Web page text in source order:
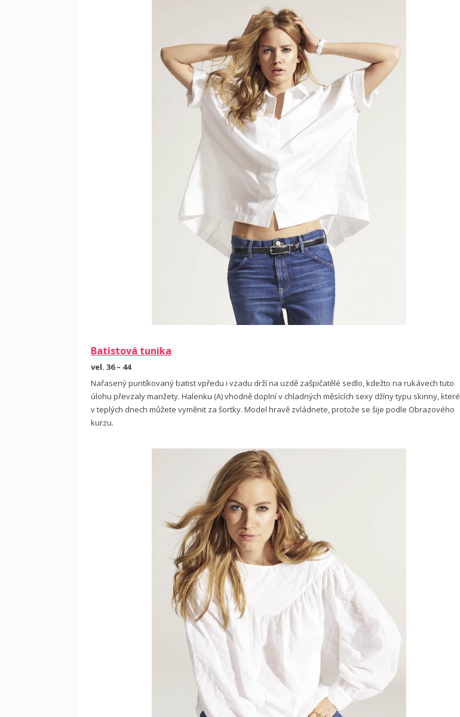
Batistová tunika
vel. 36 – 44
Nařasený puntíkovaný batist vpředu i vzadu drží na uzdě zašpičatělé sedlo, kdežto na rukávech tuto
úlohu převzaly manžety. Halenku (A) vhodně doplní v chladných měsících sexy džíny typu skinny, které
v teplých dnech můžete vyměnit za šortky. Model hravě zvládnete, protože se šije podle Obrazového
kurzu.